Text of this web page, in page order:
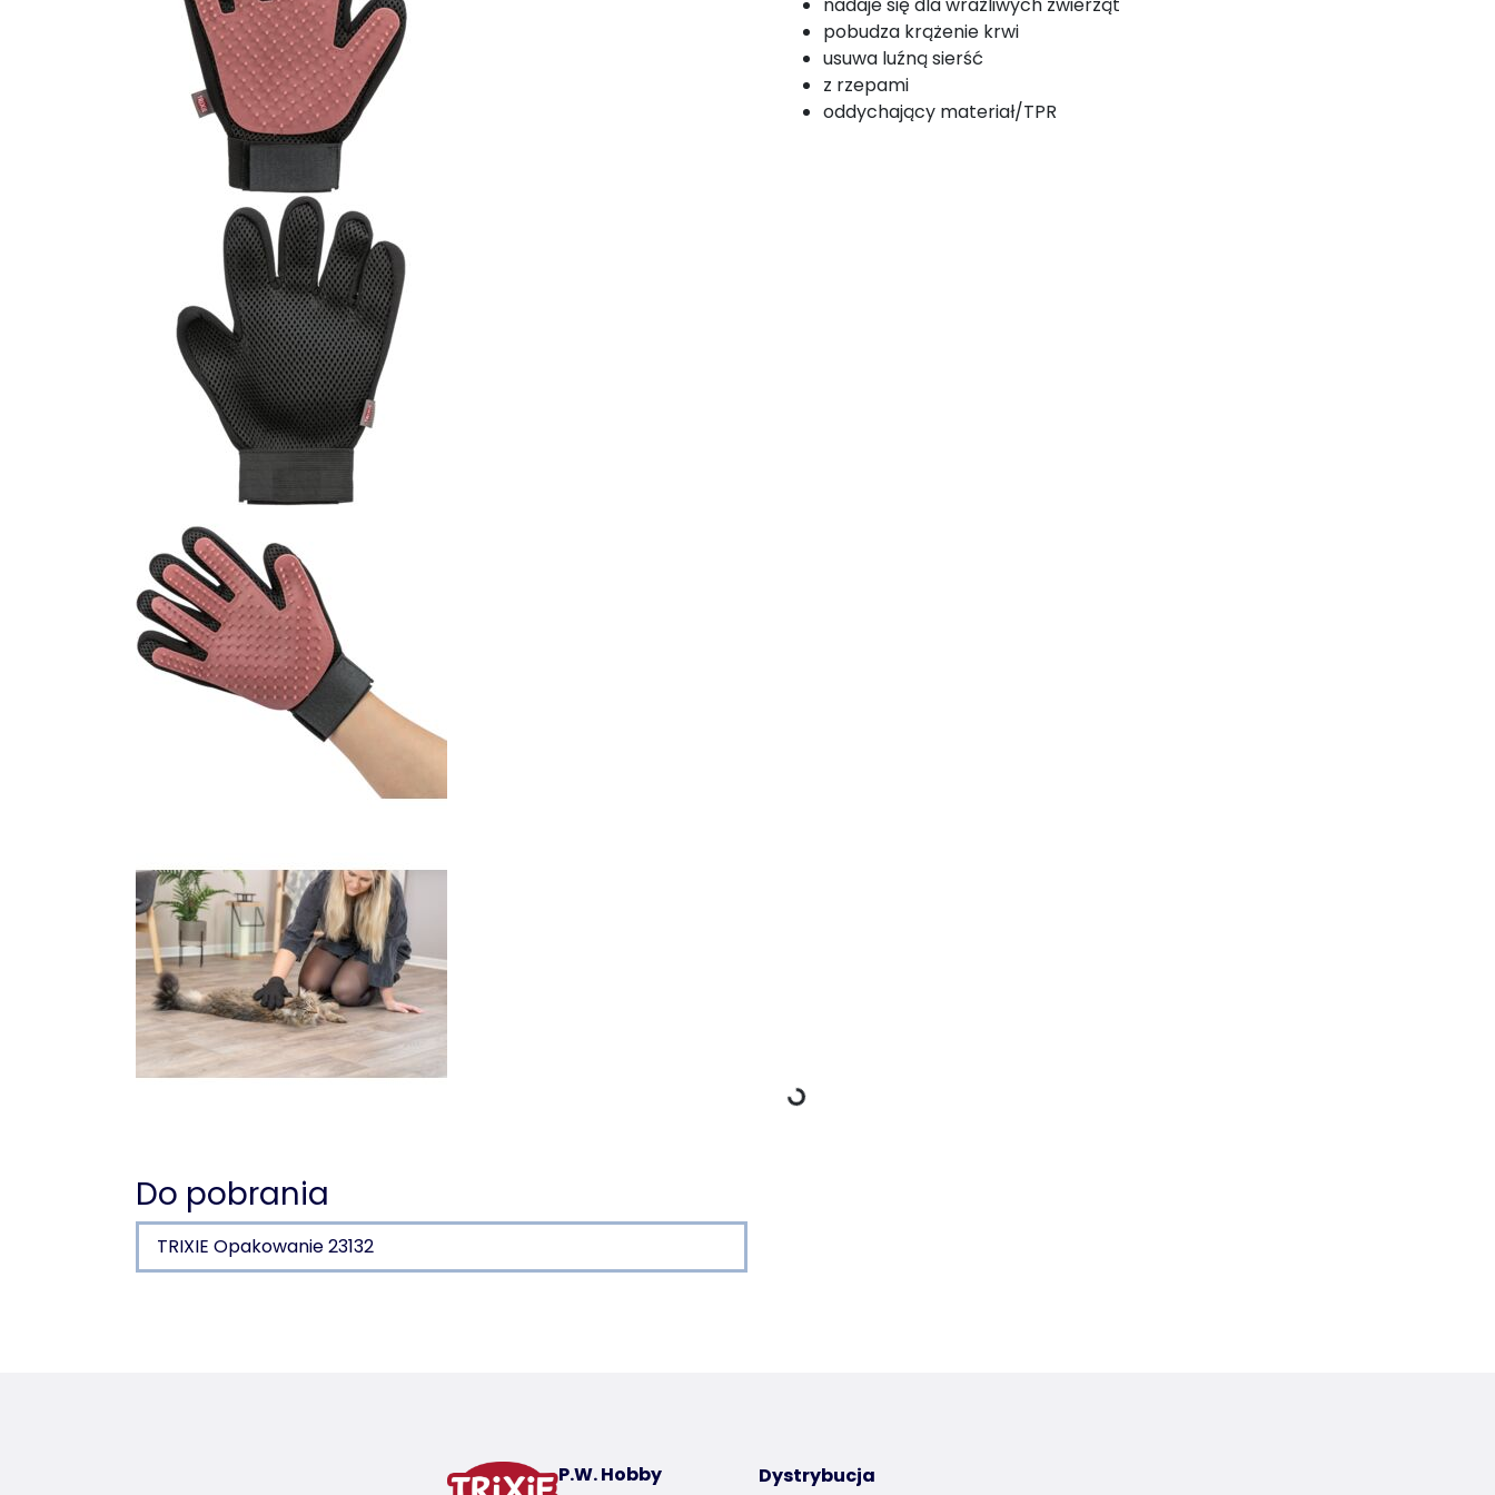
pobudza krążenie krwi
usuwa luźną sierść
z rzepami
oddychający materiał/TPR
Do pobrania
TRIXIE Opakowanie 23132
P.W. Hobby
Dystrybucja